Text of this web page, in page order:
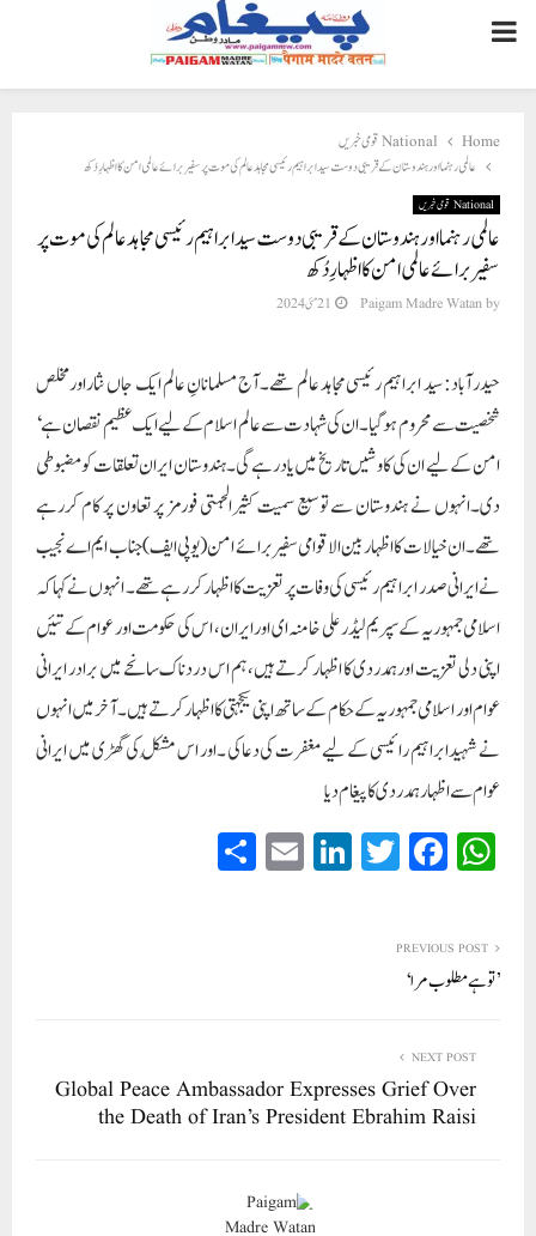
PRIMARY
MENU
Home
National قومی خبریں
عالمی رہنما اور ہندوستان کے قریبی دوست سید ابراہیم رئیسی مجاہد عالم کی موت پر سفیر برائے عالمی امن کا اظہارِ دُکھ
National قومی خبریں
عالمی رہنما اور ہندوستان کے قریبی دوست سید ابراہیم رئیسی مجاہد عالم کی موت پر
سفیر برائے عالمی امن کا اظہارِ دُکھ
by
Paigam Madre Watan 21 مئی 2024
حیدرآباد: سید ابراہیم رئیسی مجاہد عالم تھے۔آج مسلمانانِ عالم ایک جاں نثاراورمخلص
شخصیت سے محروم ہوگیا۔ان کی شہادت سے عالم اسلام کے لیے ایک عظیم نقصان ہے ‘
امن کے لیے ان کی کاوشیں تاریخ میں یادرہے گی۔ ہندوستان ایران تعلقات کومضبوطی
دی۔انہوں نے ہندوستان سے توسیع سمیت کثیرالجہتی فورمز پر تعاون پر کام کررہے
تھے۔ ان خیالات کااظہار بین الاقوامی سفیر برائے امن (یوپی ایف) جناب ایم اے نجیب
نے ایرانی صدر ابراہیم رئیسی کی وفات پر تعزیت کا اظہار کررہے تھے۔ انہوں نے کہاکہ
اسلامی جمہوریہ کے سپریم لیڈر علی خامنہ ای اور ایران، اس کی حکومت اور عوام کے تئیں
اپنی دلی تعزیت اور ہمدردی کا اظہار کرتے ہیں، ہم اس دردناک سانحے میں برادر ایرانی
عوام اور اسلامی جمہوریہ کے حکام کے ساتھ اپنی یکجہتی کا اظہار کرتے ہیں۔آخرمیں انہوں
نے شہیدابراہیم رائیسی کے لیے مغفرت کی دعاکی ۔اور اس مُشکل کی گھڑی میں ایرانی
عوام سے اظہار ہمدردی کا پیغام دیا
W
ha
A
pp
Fa
ce
ok
T
wi
Li
nk
E
m
PREVIOUS POST
’توہے مطلوب مرا‘
NEXT POST
Global Peace Ambassador Expresses Grief Over
the Death of Iran’s President Ebrahim Raisi